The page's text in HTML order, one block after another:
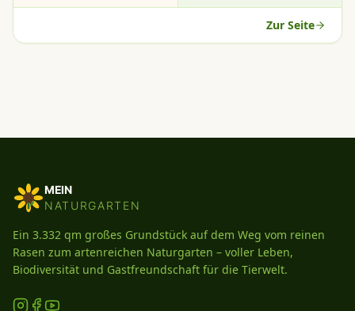
Zur Seite
MEIN
NATURGARTEN
Ein 3.332 qm großes Grundstück auf dem Weg vom reinen
Rasen zum artenreichen Naturgarten – voller Leben,
Biodiversität und Gastfreundschaft für die Tierwelt.